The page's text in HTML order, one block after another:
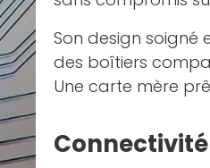
Son design soigné
des boîtiers
Une carte mère